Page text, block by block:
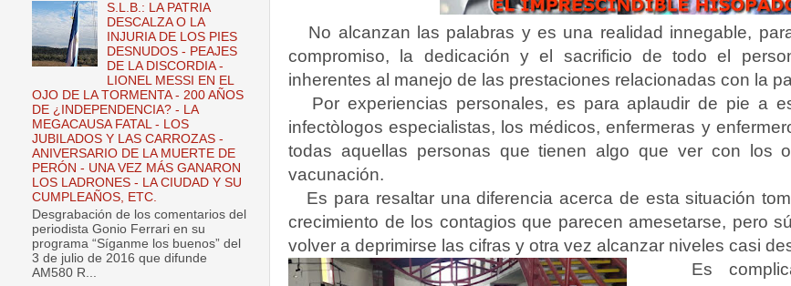
No alcanzan las palabras y es una realidad innegable,
compromiso, la dedicación y el sacrificio de todo el
inherentes al manejo de las prestaciones relacionadas con la
Por experiencias personales, es para aplaudir de pie a
infectòlogos especialistas, los médicos, enfermeras y
todas aquellas personas que tienen algo que ver con los
vacunación.
Es para resaltar una diferencia acerca de esta situación
crecimiento de los contagios que parecen amesetarse, pero
volver a deprimirse las cifras y otra vez alcanzar niveles casi
Es
S.L.B.: LA PATRIA
DESCALZA O LA
INJURIA DE LOS PIES
DESNUDOS - PEAJES
DE LA DISCORDIA -
LIONEL MESSI EN EL
OJO DE LA TORMENTA - 200 AÑOS
DE ¿INDEPENDENCIA? - LA
MEGACAUSA FATAL - LOS
JUBILADOS Y LAS CARROZAS -
ANIVERSARIO DE LA MUERTE DE
PERÓN - UNA VEZ MÁS GANARON
LOS LADRONES - LA CIUDAD Y SU
CUMPLEAÑOS, ETC.
Desgrabación de los comentarios del
periodista Gonio Ferrari en su
programa “Síganme los buenos” del
3 de julio de 2016 que difunde
AM580 R...